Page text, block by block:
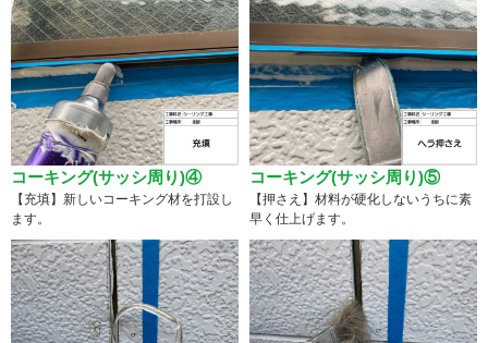
コーキング(サッシ周り)④
【充填】新しいコーキング材を打設し
ます。
コーキング(サッシ周り)⑤
【押さえ】材料が硬化しないうちに素
早く仕上げます。